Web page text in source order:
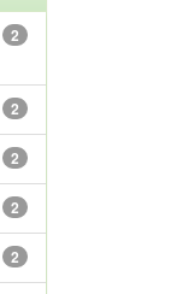
2
2
2
2
2